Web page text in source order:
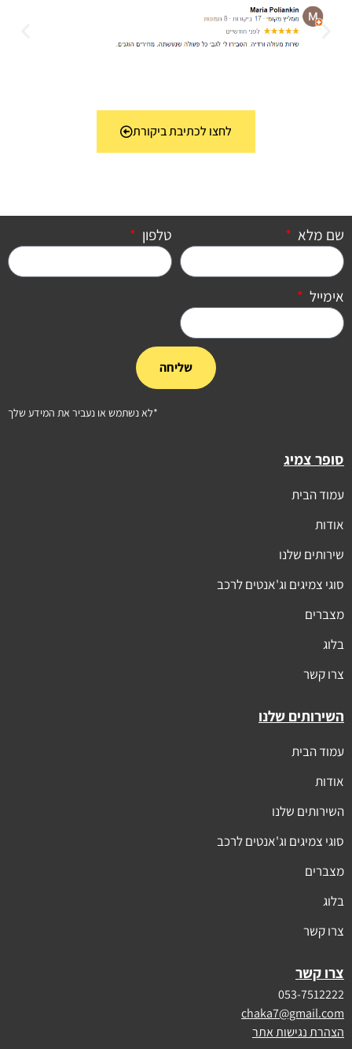
לחצו לכתיבת ביקורת
שם מלא טלפון
אימייל
שליחה
*לא נשתמש או נעביר את המידע שלך
סופר צמיג
עמוד הבית
אודות
שירותים שלנו
סוגי צמיגים וג'אנטים לרכב
מצברים
בלוג
צרו קשר
השירותים שלנו
עמוד הבית
אודות
השירותים שלנו
סוגי צמיגים וג'אנטים לרכב
מצברים
בלוג
צרו קשר
צרו קשר
053-7512222
chaka7@gmail.com
הצהרת נגישות אתר